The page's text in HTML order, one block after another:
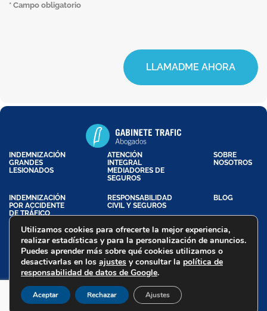
* Campo obligatorio
LLAMADME AHORA
INDEMNIZACIÓN
GRANDES
LESIONADOS
ATENCIÓN
INTEGRAL
MEDIADORES DE
SEGUROS
SOBRE
NOSOTROS
INDEMNIZACIÓN
POR ACCIDENTE
DE TRÁFICO
RESPONSABILIDAD
CIVIL Y SEGUROS
BLOG
Trafic Abogados - Copyright @ 2026
Aviso Legal Política de Privacidad
Política de Cookies
Declaración de Accesibilidad
Utilizamos cookies para ofrecerte la mejor experiencia,
realizar estadísticas y para la personalización de anuncios.
Puedes aprender más sobre qué cookies utilizamos o
desactivarlas en los ajustes y consultar la política de
responsabilidad de datos de Google.
Aceptar Rechazar Ajustes